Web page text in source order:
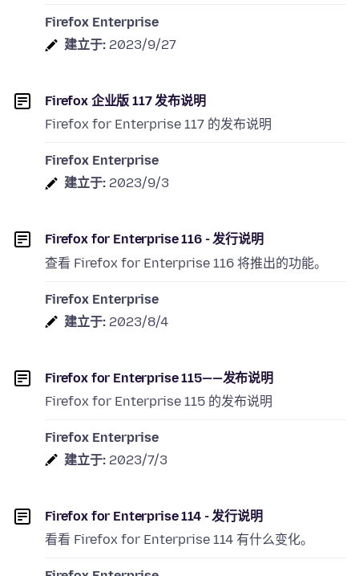
Firefox Enterprise
建立于: 2023/9/27
Firefox 企业版 117 发布说明
Firefox for Enterprise 117 的发布说明
Firefox Enterprise
建立于: 2023/9/3
Firefox for Enterprise 116 - 发行说明
查看 Firefox for Enterprise 116 将推出的功能。
Firefox Enterprise
建立于: 2023/8/4
Firefox for Enterprise 115——发布说明
Firefox for Enterprise 115 的发布说明
Firefox Enterprise
建立于: 2023/7/3
Firefox for Enterprise 114 - 发行说明
看看 Firefox for Enterprise 114 有什么变化。